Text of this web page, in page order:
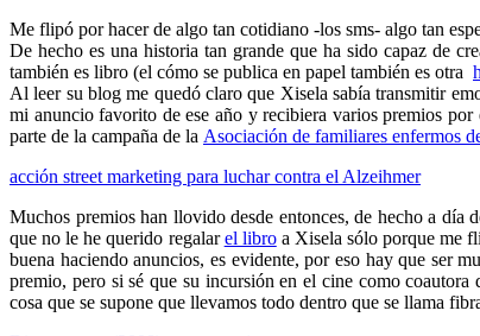
Me flipó por hacer de algo tan cotidiano -los sms- algo tan
De hecho es una historia tan grande que ha sido capaz de
también es libro (el cómo se publica en papel también es otra
Al leer su blog me quedó claro que Xisela sabía transmitir
mi anuncio favorito de ese año y recibiera varios premios
parte de la campaña de la Asociación de familiares enfermos
acción street marketing para luchar contra el Alzeihmer
Muchos premios han llovido desde entonces, de hecho a día
que no le he querido regalarel libroa Xisela sólo porque me
buena haciendo anuncios, es evidente, por eso hay que ser
premio, pero si sé que su incursión en el cine como
cosa que se supone que llevamos todo dentro que se llama